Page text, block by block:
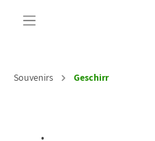
Souvenirs Geschirr
•